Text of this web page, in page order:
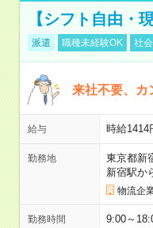
【シフト自由・
派遣 職種未経験OK 社
来社不要、カ
給与 時給
勤務地
東京都新
新宿駅か
物流企
勤務時間 9:00～